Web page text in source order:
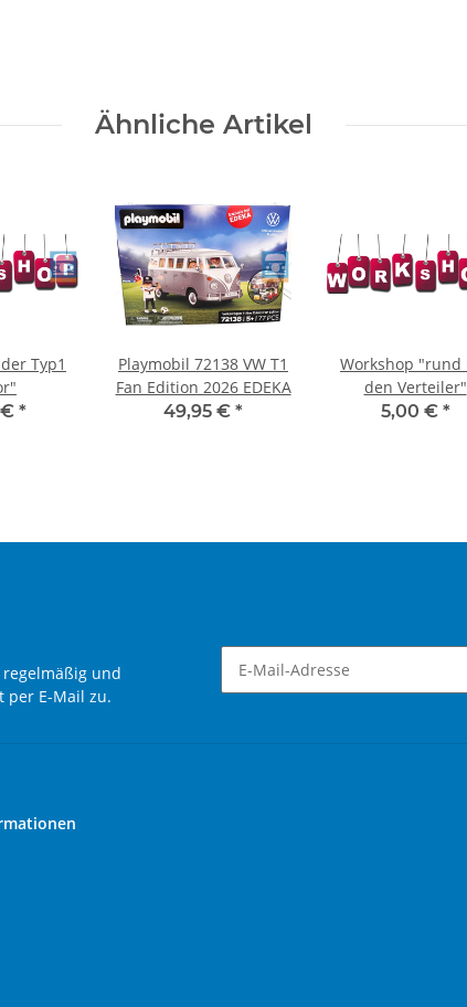
Ähnliche Artikel
Typ1
*
Playmobil 72138 VW T1
Fan Edition 2026 EDEKA
49,95 € *
Workshop "rund
den Verteiler"
5,00 € *
regelmäßig und
E-Mail zu.